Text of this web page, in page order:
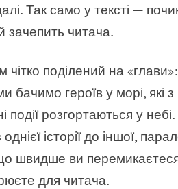
Так само у тексті —
зачепить читача.
чітко поділений на
бачимо героїв у морі,
події розгортаються у
історії до іншої,
швидше ви
для читача.